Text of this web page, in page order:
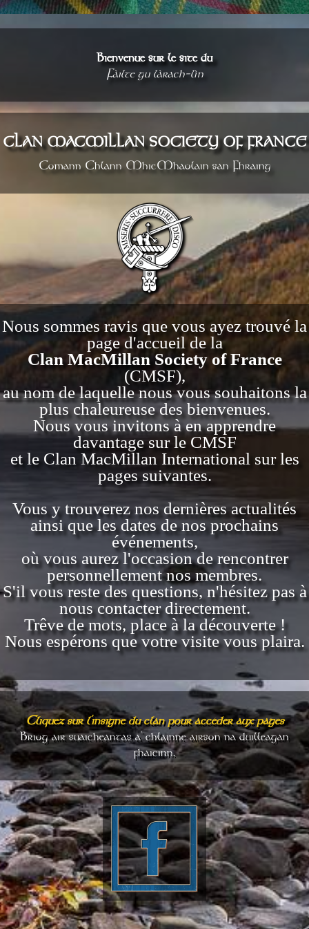
Bienvenue sur le site du
Fàilte gu làrach-lìn
CLAN MACMILLAN SOCIETY OF FRANCE
Comann Chlann MhicMhaolain san Fhraing
Nous sommes ravis que vous ayez trouvé la
page d'accueil de la
Clan MacMillan Society of France
(CMSF),
au nom de laquelle nous vous souhaitons la
plus chaleureuse des bienvenues.
Nous vous invitons à en apprendre
davantage sur le CMSF
et le Clan MacMillan International sur les
pages suivantes.
Vous y trouverez nos dernières actualités
ainsi que les dates de nos prochains
événements,
où vous aurez l'occasion de rencontrer
personnellement nos membres.
S'il vous reste des questions, n'hésitez pas à
nous contacter directement.
Trêve de mots, place à la découverte !
Nous espérons que votre visite vous plaira.
Cliquez sur l'insigne du clan pour accéder aux pages
Briog air suaicheantas a' chlainne airson na duilleagan
fhaicinn.